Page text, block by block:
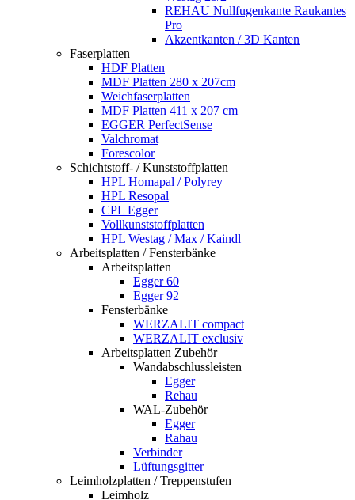
REHAU Nullfugenkante Raukantes
Pro
Akzentkanten / 3D Kanten
Faserplatten
HDF Platten
MDF Platten 280 x 207cm
Weichfaserplatten
MDF Platten 411 x 207 cm
EGGER PerfectSense
Valchromat
Forescolor
Schichtstoff- / Kunststoffplatten
HPL Homapal / Polyrey
HPL Resopal
CPL Egger
Vollkunststoffplatten
HPL Westag / Max / Kaindl
Arbeitsplatten / Fensterbänke
Arbeitsplatten
Egger 60
Egger 92
Fensterbänke
WERZALIT compact
WERZALIT exclusiv
Arbeitsplatten Zubehör
Wandabschlussleisten
Egger
Rehau
WAL-Zubehör
Egger
Rahau
Verbinder
Lüftungsgitter
Leimholzplatten / Treppenstufen
Leimholz